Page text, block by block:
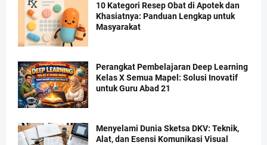
10 Kategori Resep Obat di Apotek dan
Khasiatnya: Panduan Lengkap untuk
Masyarakat
Perangkat Pembelajaran Deep Learning
Kelas X Semua Mapel: Solusi Inovatif
untuk Guru Abad 21
Menyelami Dunia Sketsa DKV: Teknik,
Alat, dan Esensi Komunikasi Visual